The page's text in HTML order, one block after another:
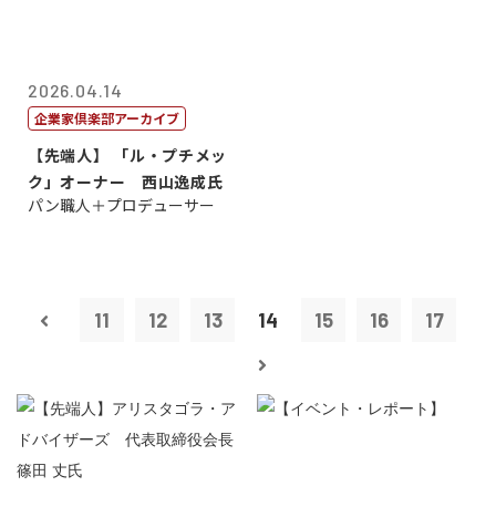
2026.04.14
企業家倶楽部アーカイブ
【先端人】 「ル・プチメッ
ク」オーナー 西山逸成氏
パン職人＋プロデューサー
11 12 13 14 15 16 17